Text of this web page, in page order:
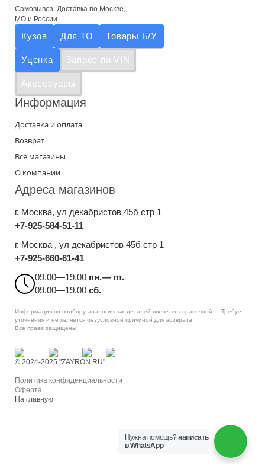
Нужна помощь?написать
в WhatsApp
Самовывоз. Доставка по Москве,
МО и России
Кузов Для ТО Товары Б/У
Уценка Запрос по VIN
Аксессуары
Информация
Доставка и оплата
Возврат
Все магазины
О компании
Адреса магазинов
г. Москва, ул декабристов 45б стр 1
+7-925-584-51-11
г. Москва , ул декабристов 45б стр 1
+7-925-660-61-41
09.00—19.00 пн.— пт.
09.00—19.00 сб.
Информация по подбору аналогичных деталей является справочной. – Требует
уточнения и не является безусловной причиной для возврата.
Все права защищены.
© 2024-2025 "ZAYRON.RU"
Политика конфиденциальности
Оферта
На главную